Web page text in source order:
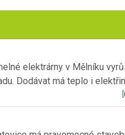
elektrárny v Mělníku
Dodávat má teplo i